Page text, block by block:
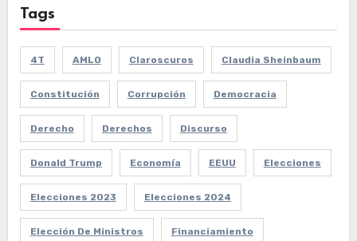
Tags
4T AMLO Claroscuros Claudia Sheinbaum
Constitución Corrupción Democracia
Derecho Derechos Discurso
Donald Trump Economía EEUU Elecciones
Elecciones 2023 Elecciones 2024
Elección De Ministros Financiamiento